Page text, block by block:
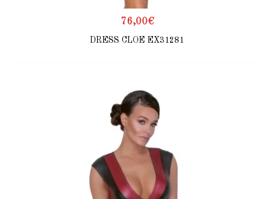
76,00€
DRESS CLOE EX31281